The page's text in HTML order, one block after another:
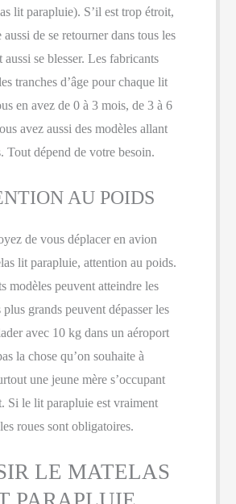
lit parapluie). S’il est trop étroit,
de se retourner dans tous les
aussi se blesser. Les fabricants
tranches d’âge pour chaque lit
en avez de 0 à 3 mois, de 3 à 6
avez aussi des modèles allant
Tout dépend de votre besoin.
AU POIDS
de vous déplacer en avion
lit parapluie, attention au poids.
modèles peuvent atteindre les
grands peuvent dépasser les
avec 10 kg dans un aéroport
la chose qu’on souhaite à
une jeune mère s’occupant
Si le lit parapluie est vraiment
roues sont obligatoires.
LE MATELAS